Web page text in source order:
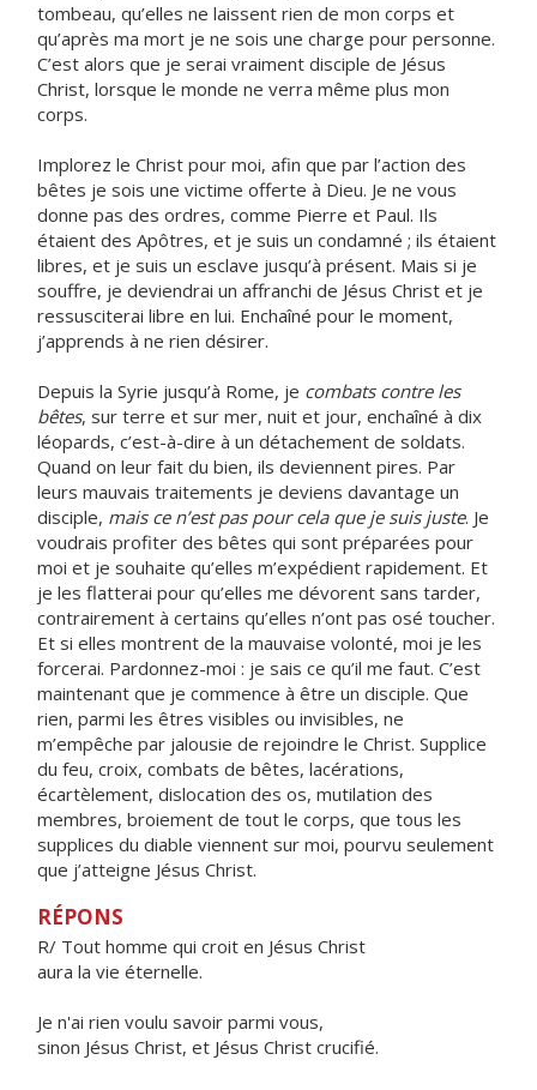
tombeau, qu’elles ne laissent rien de mon corps et
qu’après ma mort je ne sois une charge pour personne.
C’est alors que je serai vraiment disciple de Jésus
Christ, lorsque le monde ne verra même plus mon
corps.
Implorez le Christ pour moi, afin que par l’action des
bêtes je sois une victime offerte à Dieu. Je ne vous
donne pas des ordres, comme Pierre et Paul. Ils
étaient des Apôtres, et je suis un condamné ; ils étaient
libres, et je suis un esclave jusqu’à présent. Mais si je
souffre, je deviendrai un affranchi de Jésus Christ et je
ressusciterai libre en lui. Enchaîné pour le moment,
j’apprends à ne rien désirer.
Depuis la Syrie jusqu’à Rome, je combats contre les
bêtes, sur terre et sur mer, nuit et jour, enchaîné à dix
léopards, c’est-à-dire à un détachement de soldats.
Quand on leur fait du bien, ils deviennent pires. Par
leurs mauvais traitements je deviens davantage un
disciple, mais ce n’est pas pour cela que je suis juste. Je
voudrais profiter des bêtes qui sont préparées pour
moi et je souhaite qu’elles m’expédient rapidement. Et
je les flatterai pour qu’elles me dévorent sans tarder,
contrairement à certains qu’elles n’ont pas osé toucher.
Et si elles montrent de la mauvaise volonté, moi je les
forcerai. Pardonnez-moi : je sais ce qu’il me faut. C’est
maintenant que je commence à être un disciple. Que
rien, parmi les êtres visibles ou invisibles, ne
m’empêche par jalousie de rejoindre le Christ. Supplice
du feu, croix, combats de bêtes, lacérations,
écartèlement, dislocation des os, mutilation des
membres, broiement de tout le corps, que tous les
supplices du diable viennent sur moi, pourvu seulement
que j’atteigne Jésus Christ.
RÉPONS
R/ Tout homme qui croit en Jésus Christ
aura la vie éternelle.
Je n'ai rien voulu savoir parmi vous,
sinon Jésus Christ, et Jésus Christ crucifié.